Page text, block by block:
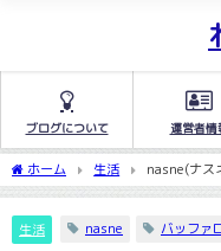
ブログについて 運営者情
ホーム 生活
nasne(ナス
こでできる？
生活 nasne バッファ